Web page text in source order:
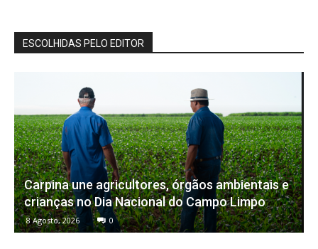
ESCOLHIDAS PELO EDITOR
Carpina une agricultores, órgãos ambientais e
crianças no Dia Nacional do Campo Limpo
8 Agosto, 2026 0